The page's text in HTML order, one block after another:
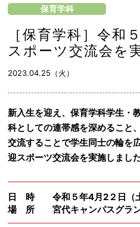
保育学科
［保育学科］令和
スポーツ交流会を
2023.04.25（火）
新入生を迎え、保育学科学生・
科としての連帯感を深めること
交流することで学生同士の輪を
迎スポーツ交流会を実施しました
日 時令和５年4月2２日（
場 所宮代キャンパスグラ